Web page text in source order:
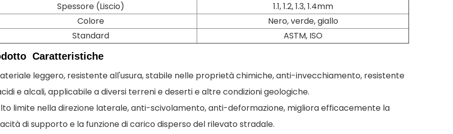
Spessore (Liscio)
1.1, 1.2, 1.3, 1.4mm
Colore
Nero, verde, giallo
Standard
ASTM, ISO
Caratteristiche
leggero, resistente all'usura, stabile nelle proprietà chimiche, anti-invecchiamento, resistente
e alcali, applicabile a diversi terreni e deserti e altre condizioni geologiche.
limite nella direzione laterale, anti-scivolamento, anti-deformazione, migliora efficacemente la
di supporto e la funzione di carico disperso del rilevato stradale.